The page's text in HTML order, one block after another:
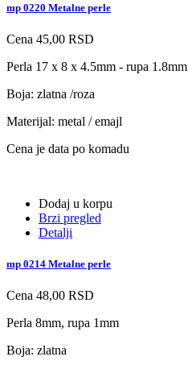
mp 0220 Metalne perle
Cena 45,00 RSD
Perla 17 x 8 x 4.5mm - rupa 1.8mm
Boja: zlatna /roza
Materijal: metal / emajl
Cena je data po komadu
Dodaj u korpu
Brzi pregled
Detalji
mp 0214 Metalne perle
Cena 48,00 RSD
Perla 8mm, rupa 1mm
Boja: zlatna